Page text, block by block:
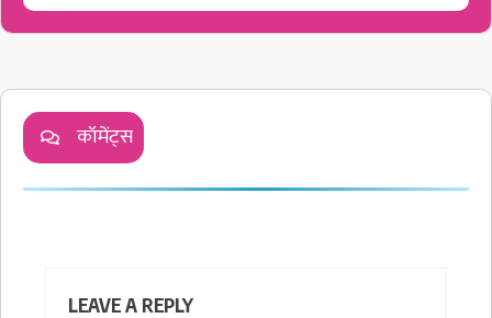
कॉमेंट्स
LEAVE A REPLY